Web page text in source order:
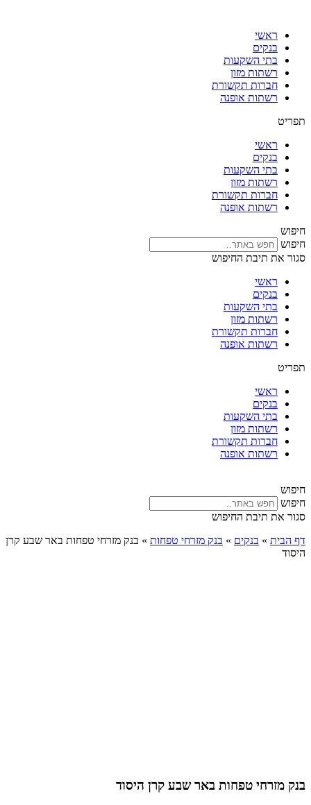
ראשי
בנקים
בתי השקעות
רשתות מזון
חברות תקשורת
רשתות אופנה
תפריט
ראשי
בנקים
בתי השקעות
רשתות מזון
חברות תקשורת
רשתות אופנה
חיפוש
חיפוש
סגור את תיבת החיפוש
ראשי
בנקים
בתי השקעות
רשתות מזון
חברות תקשורת
רשתות אופנה
תפריט
ראשי
בנקים
בתי השקעות
רשתות מזון
חברות תקשורת
רשתות אופנה
חיפוש
חיפוש
סגור את תיבת החיפוש
דף הבית » בנקים » בנק מזרחי טפחות » בנק מזרחי טפחות באר שבע קרן
היסוד
בנק מזרחי טפחות באר שבע קרן היסוד